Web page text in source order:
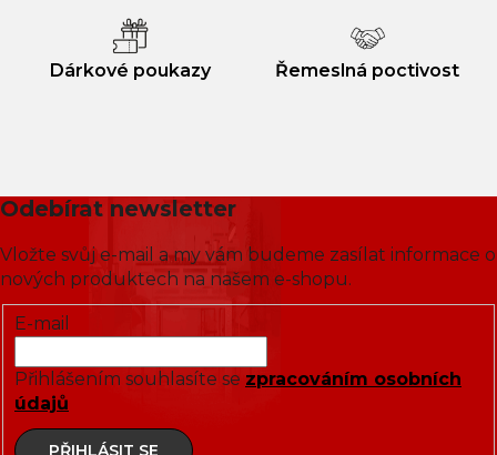
Dárkové poukazy Řemeslná poctivost
Odebírat newsletter
Vložte svůj e-mail a my vám budeme zasílat informace o
nových produktech na našem e-shopu.
E-mail
Přihlášením souhlasíte se zpracováním osobních
údajů
PŘIHLÁSIT SE